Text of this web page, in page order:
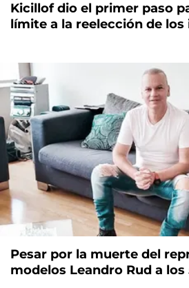
Kicillof dio el primer paso
límite a la reelección de
Pesar por la muerte del
modelos Leandro Rud a los